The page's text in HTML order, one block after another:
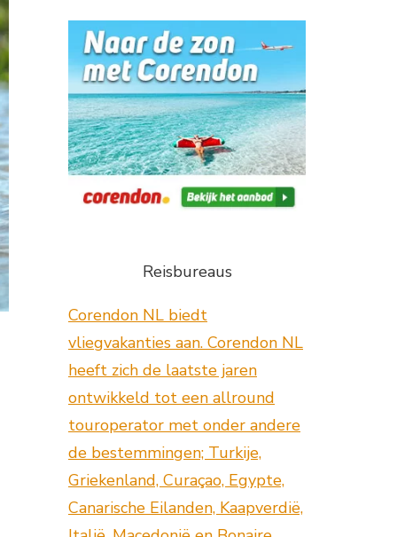
Reisbureaus
Corendon NL biedt
vliegvakanties aan. Corendon NL
heeft zich de laatste jaren
ontwikkeld tot een allround
touroperator met onder andere
de bestemmingen; Turkije,
Griekenland, Curaçao, Egypte,
Canarische Eilanden, Kaapverdië,